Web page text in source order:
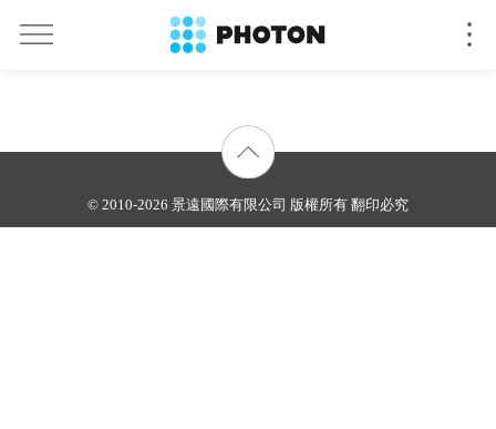
© 2010-2026 景遠國際有限公司 版權所有 翻印必究